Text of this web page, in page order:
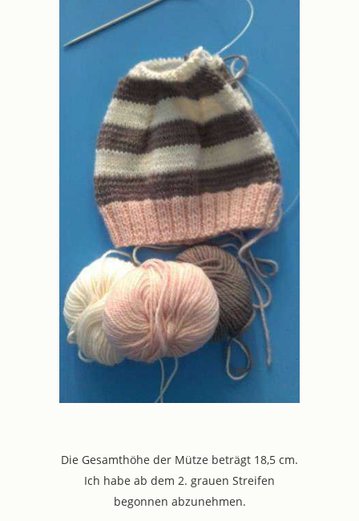
Die Gesamthöhe der Mütze beträgt 18,5 cm.
Ich habe ab dem 2. grauen Streifen
begonnen abzunehmen.